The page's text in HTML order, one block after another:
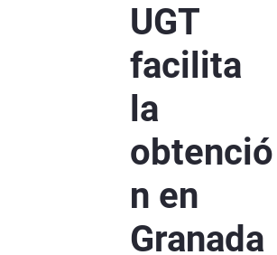
UGT
facilita
la
obtenció
n en
Granada